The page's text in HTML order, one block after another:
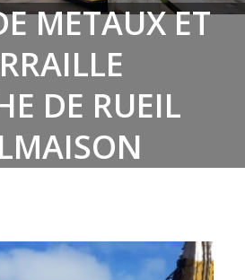
METAUX ET
DE RUEIL